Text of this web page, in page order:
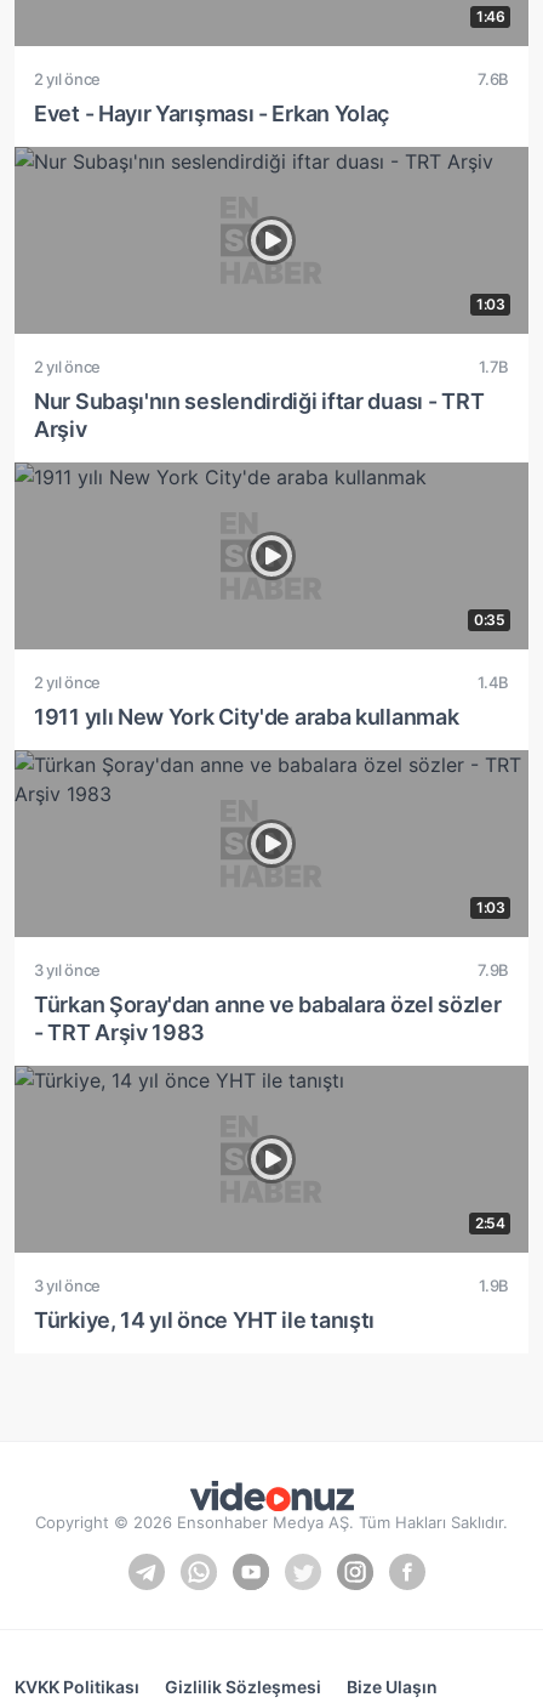
1:46
2 yıl önce 7.6B
Evet - Hayır Yarışması - Erkan Yolaç
1:03
2 yıl önce 1.7B
Nur Subaşı'nın seslendirdiği iftar duası - TRT
Arşiv
0:35
2 yıl önce 1.4B
1911 yılı New York City'de araba kullanmak
1:03
3 yıl önce 7.9B
Türkan Şoray'dan anne ve babalara özel sözler
- TRT Arşiv 1983
2:54
3 yıl önce 1.9B
Türkiye, 14 yıl önce YHT ile tanıştı
Copyright © 2026 Ensonhaber Medya AŞ. Tüm Hakları Saklıdır.
KVKK Politikası Gizlilik Sözleşmesi Bize Ulaşın